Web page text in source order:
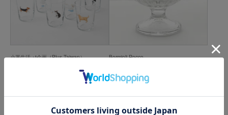
小器生活 +t企画（Plus Taiwan）
1,100円(税込)
Bormioli Rocco